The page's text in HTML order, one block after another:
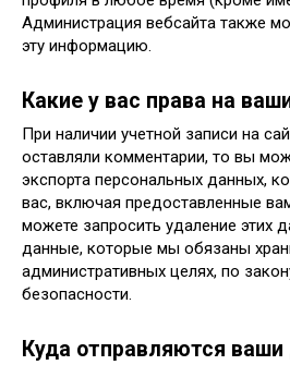
Администрация вебсайта также
эту информацию.
Какие у вас права на
При наличии учетной записи на
оставляли комментарии, то вы
экспорта персональных данных,
вас, включая предоставленные
можете запросить удаление этих
данные, которые мы обязаны
административных целях, по
безопасности.
Куда отправляются